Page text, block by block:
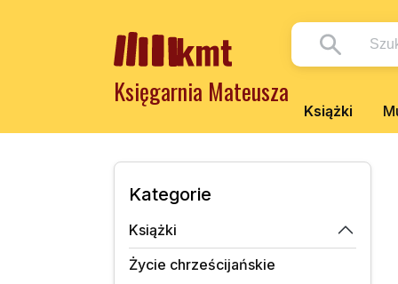
Księgarnia Mateusza
Książki
Kategorie
Książki
Życie chrześcijańskie